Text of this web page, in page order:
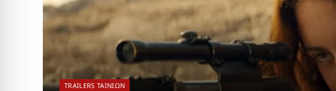
TRAILERS ΤΑΙΝΙΏΝ